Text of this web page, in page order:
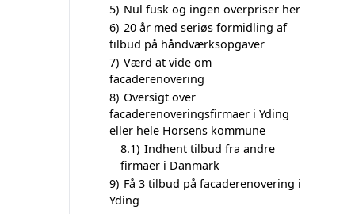
5) Nul fusk og ingen overpriser her
6) 20 år med seriøs formidling af
tilbud på håndværksopgaver
7) Værd at vide om
facaderenovering
8) Oversigt over
facaderenoveringsfirmaer i Yding
eller hele Horsens kommune
8.1) Indhent tilbud fra andre
firmaer i Danmark
9) Få 3 tilbud på facaderenovering i
Yding